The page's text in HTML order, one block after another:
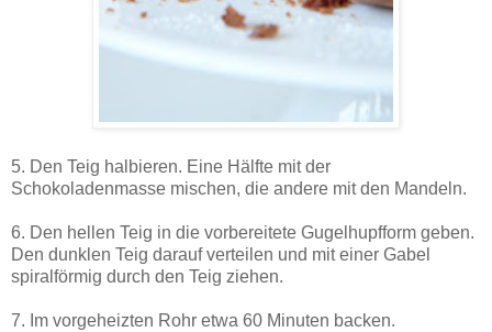
5. Den Teig halbieren. Eine Hälfte mit der
Schokoladenmasse mischen, die andere mit den Mandeln.
6. Den hellen Teig in die vorbereitete Gugelhupfform geben.
Den dunklen Teig darauf verteilen und mit einer Gabel
spiralförmig durch den Teig ziehen.
7. Im vorgeheizten Rohr etwa 60 Minuten backen.